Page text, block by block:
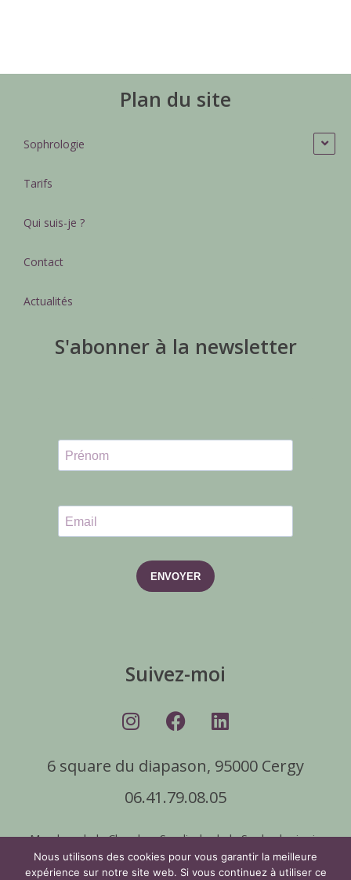
Plan du site
Sophrologie
Tarifs
Qui suis-je ?
Contact
Actualités
S'abonner à la newsletter
ENVOYER
Suivez-moi
6 square du diapason, 95000 Cergy
06.41.79.08.05
Membre de la Chambre Syndicale de la Sophrologie, je
réponds à uncode de déontologiecontenant 16 articles
très clairs sur la pratique de mon métier. Ce code définit mon
Nous utilisons des cookies pour vous garantir la meilleure
expérience sur notre site web. Si vous continuez à utiliser ce